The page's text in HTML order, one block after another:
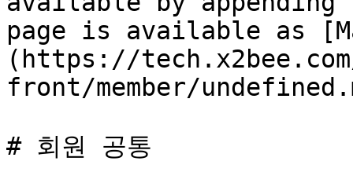
page is available as
(https://
front/member/
# 회원 공통